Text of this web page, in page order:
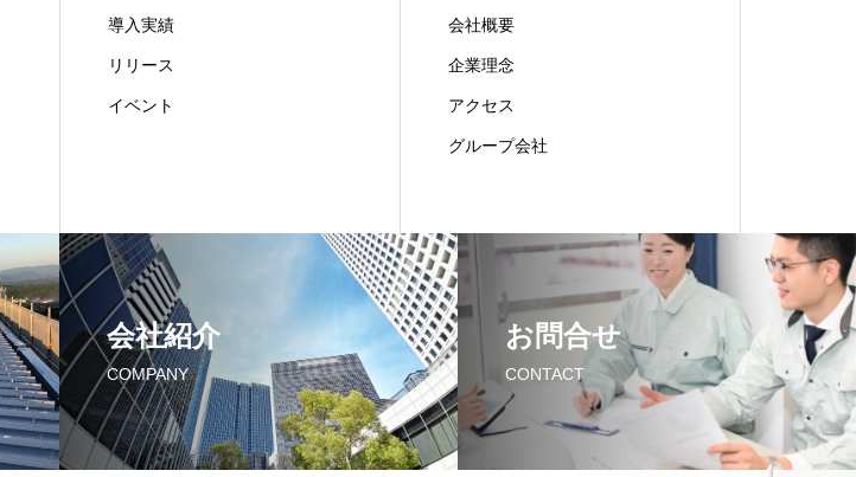
導入実績
リリース
イベント
会社概要
企業理念
アクセス
グループ会社
会社紹介
COMPANY
お問合せ
CONTACT